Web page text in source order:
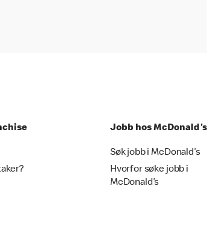
Jobb hos McDonald's
Søk jobb i McDonald’s
Hvorfor søke jobb i
McDonald’s